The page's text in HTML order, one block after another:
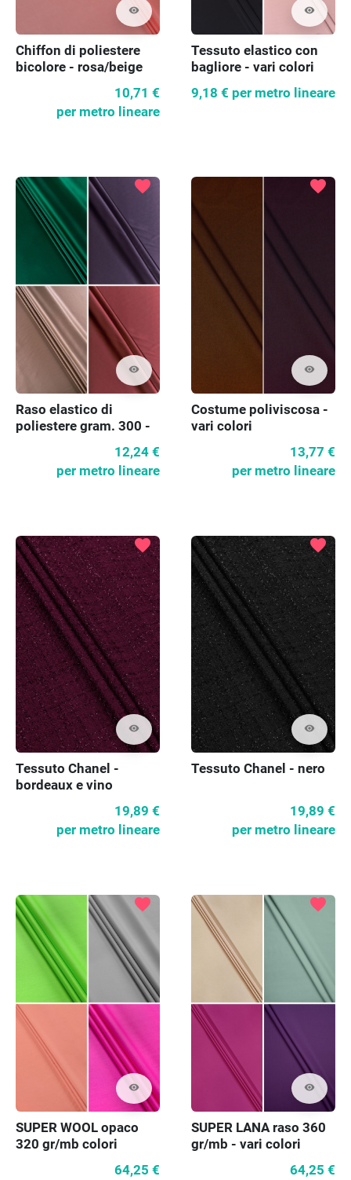
visibility
Chiffon di poliestere
bicolore - rosa/beige
10,71 €
per metro lineare
visibility
Tessuto elastico con
bagliore - vari colori
9,18 € per metro lineare
visibility
favorite
Raso elastico di
poliestere gram. 300 -
12,24 €
per metro lineare
visibility
favorite
Costume poliviscosa -
vari colori
13,77 €
per metro lineare
visibility
favorite
Tessuto Chanel -
bordeaux e vino
19,89 €
per metro lineare
visibility
favorite
Tessuto Chanel - nero
19,89 €
per metro lineare
visibility
favorite
SUPER WOOL opaco
320 gr/mb colori
64,25 €
visibility
favorite
SUPER LANA raso 360
gr/mb - vari colori
64,25 €